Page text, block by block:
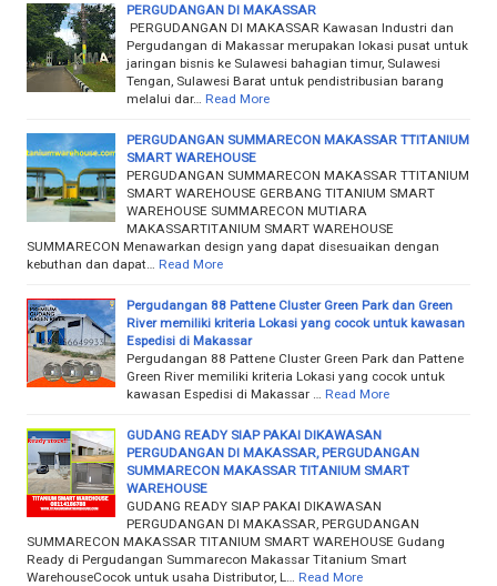
PERGUDANGAN DI MAKASSAR
PERGUDANGAN DI MAKASSAR Kawasan Industri dan
Pergudangan di Makassar merupakan lokasi pusat untuk
jaringan bisnis ke Sulawesi bahagian timur, Sulawesi
Tengan, Sulawesi Barat untuk pendistribusian barang
melalui dar…
Read More
PERGUDANGAN SUMMARECON MAKASSAR TTITANIUM
SMART WAREHOUSE
PERGUDANGAN SUMMARECON MAKASSAR TTITANIUM
SMART WAREHOUSE GERBANG TITANIUM SMART
WAREHOUSE SUMMARECON MUTIARA
MAKASSARTITANIUM SMART WAREHOUSE
SUMMARECON Menawarkan design yang dapat disesuaikan dengan
kebuthan dan dapat…
Read More
Pergudangan 88 Pattene Cluster Green Park dan Green
River memiliki kriteria Lokasi yang cocok untuk kawasan
Espedisi di Makassar
Pergudangan 88 Pattene Cluster Green Park dan Pattene
Green River memiliki kriteria Lokasi yang cocok untuk
kawasan Espedisi di Makassar …
Read More
GUDANG READY SIAP PAKAI DIKAWASAN
PERGUDANGAN DI MAKASSAR, PERGUDANGAN
SUMMARECON MAKASSAR TITANIUM SMART
WAREHOUSE
GUDANG READY SIAP PAKAI DIKAWASAN
PERGUDANGAN DI MAKASSAR, PERGUDANGAN
SUMMARECON MAKASSAR TITANIUM SMART WAREHOUSE Gudang
Ready di Pergudangan Summarecon Makassar Titanium Smart
WarehouseCocok untuk usaha Distributor, L…
Read More